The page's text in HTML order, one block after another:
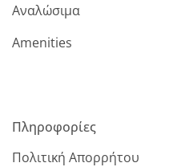
Αναλώσιμα
Amenities
Πληροφορίες
Πολιτική Απορρήτου